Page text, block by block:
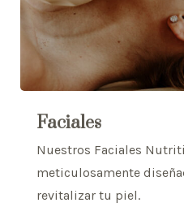
Faciales
Nuestros Faciales
meticulosamente
revitalizar tu piel.